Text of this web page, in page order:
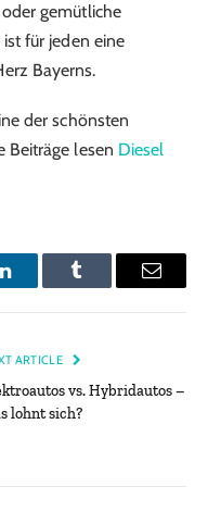
gemütliche
für jeden eine
Bayerns.
der schönsten
Beiträge lesen Diesel
LinkedInTumblr Email
ARTICLE
vs. Hybridautos –
lohnt sich?